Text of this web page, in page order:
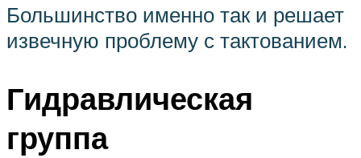
Большинство именно так и решает
извечную проблему с тактованием.
Гидравлическая
группа